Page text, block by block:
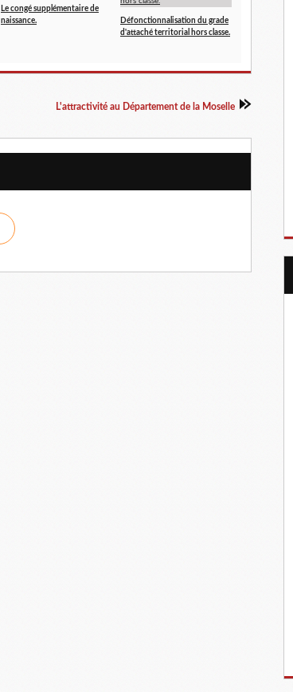
Le congé supplémentaire de
naissance.
Défonctionnalisation du grade
d'attaché territorial hors classe.
L'attractivité au Département de la Moselle